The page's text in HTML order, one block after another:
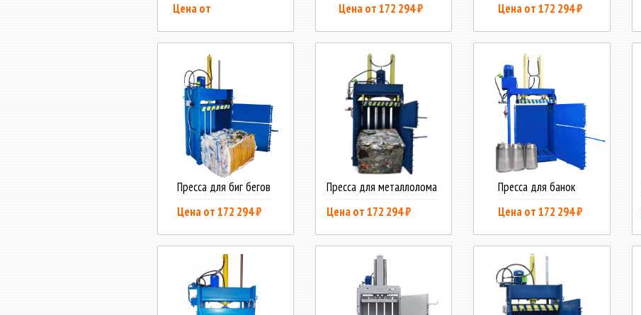
Цена от
Цена от 172 294 ₽
Цена от 172 294 ₽
Пресса для биг бегов
Цена от 172 294 ₽
Пресса для металлолома
Цена от 172 294 ₽
Пресса для банок
Цена от 172 294 ₽